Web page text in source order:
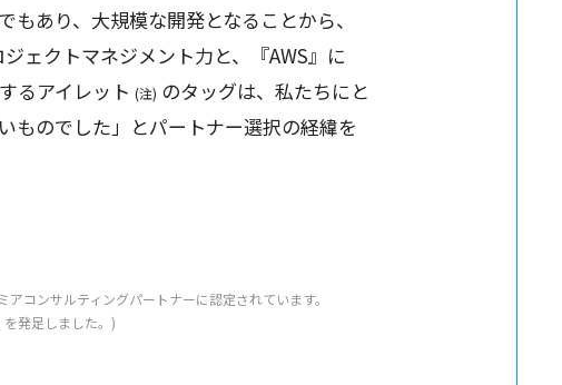
でもあり、 大規模な開発となることから、
ジェクトマネジメント力と、『AWS』に
るアイレット (注) のタッグは、私たちにと
ものでした」とパートナー選択の経緯を
アコンサルティングパートナーに認定されています。
を発足 しました。)